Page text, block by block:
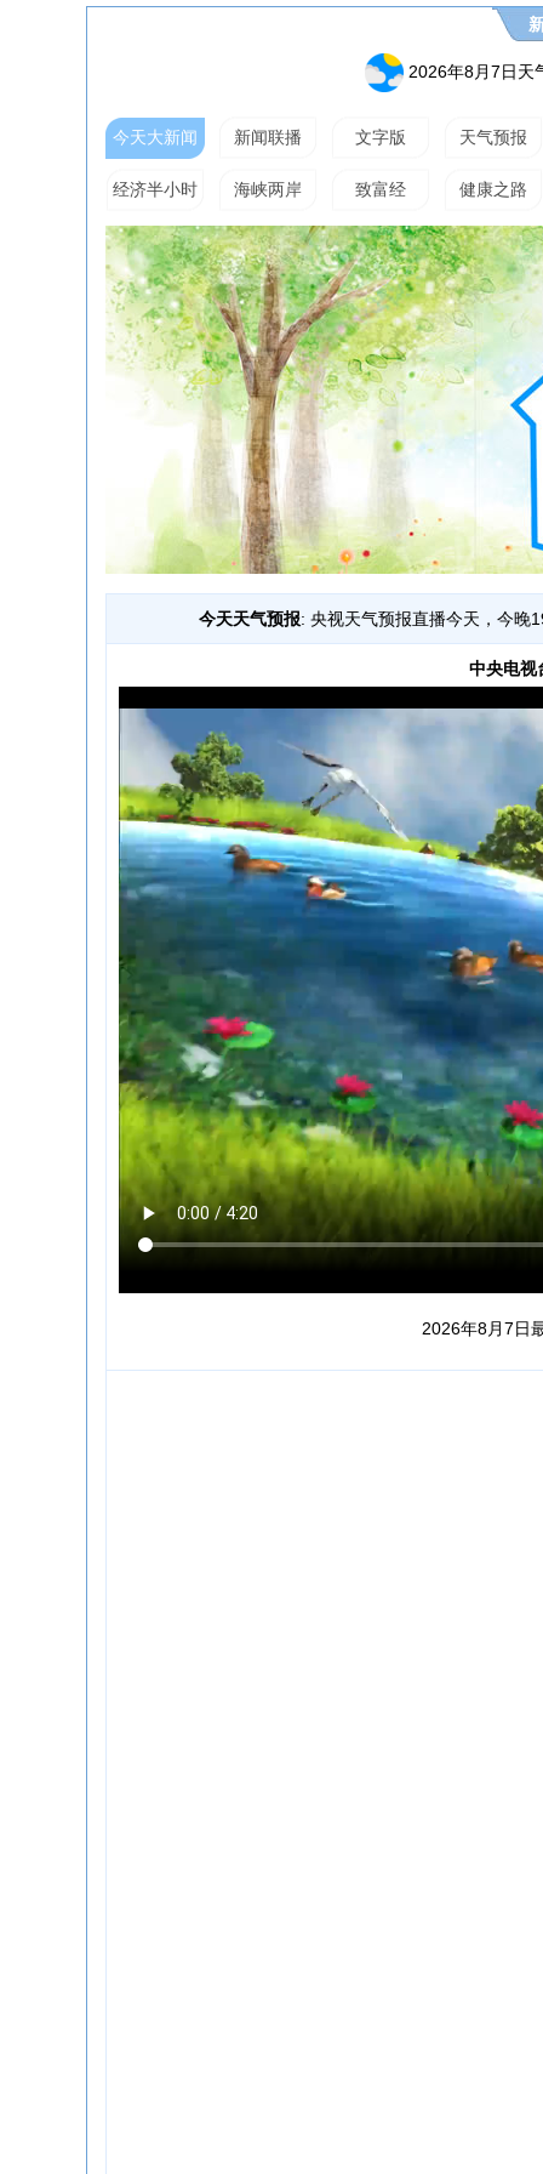
2026年8月7日天
今天大新闻 新闻联播 文字版 天气预报
经济半小时 海峡两岸 致富经 健康之路
今天天气预报: 央视天气预报直播今天，今晚
中央电视
2026年8月7日